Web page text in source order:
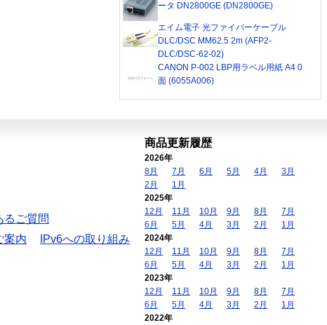
ータ DN2800GE (DN2800GE)
エイム電子 光ファイバーケーブル
DLC/DSC MM62.5 2m (AFP2-
DLC/DSC-62-02)
CANON P-002 LBP用ラベル用紙 A4 0
面 (6055A006)
るご質問
案内
IPv6への取り組み
商品更新履歴
2026年
8月
7月 6月 5月 4月
3月
2月
1月
2025年
12月
11月 10月 9月 8月
7月
6月
5月 4月 3月 2月
1月
2024年
12月
11月 10月 9月 8月
7月
6月
5月 4月 3月 2月
1月
2023年
12月
11月 10月 9月 8月
7月
6月
5月 4月 3月 2月
1月
2022年